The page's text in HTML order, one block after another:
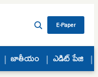
E-Paper
జాతీయం ఎడిట్ పేజి